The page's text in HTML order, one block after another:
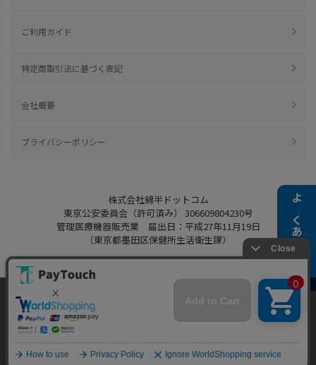
よくある質問
ご利用ガイド
特定商取引法に基づく表記
会社概要
プライバシーポリシー
株式会社綿半ドットコム
東京公安委員会（許可済み） 306609804230号
管理医療機器販売業 届出日：平成27年11月19日
（東京都墨田区保健所生活衛生課）
Copyright 2022
Powered by Watahan Partners Co., Ltd.
当ウェブサイトでは、お客様により良いサービス
をご提供するため、クッキーを利用しています。
サイト利用を継続することにより、クッキーの使
細はこちら」をご覧ください。
同意する